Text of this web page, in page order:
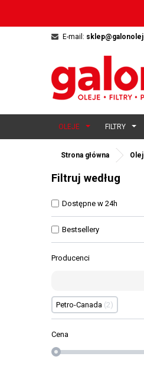
E-mail:
OLEJE FILTRY
Strona główna
Filtruj według
Dostępne w 24h
Bestsellery
Producenci
Petro-Canada 2
Cena